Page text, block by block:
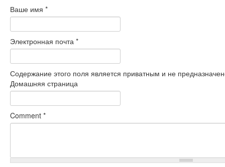
Ваше имя *
Электронная почта *
Содержание этого поля является приватным и не
Домашняя страница
Comment *